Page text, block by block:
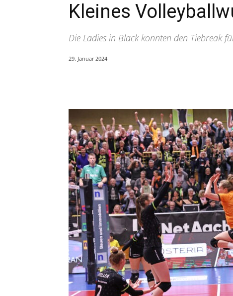
Kleines
Die Ladies in Black konnten den Tiebreak
29. Januar 2024